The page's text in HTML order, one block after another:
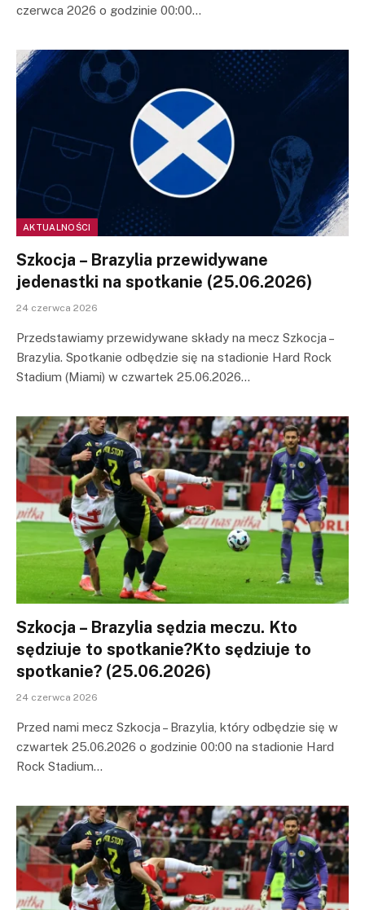
czerwca 2026 o godzinie 00:00…
AKTUALNOŚCI
Szkocja – Brazylia przewidywane
jedenastki na spotkanie (25.06.2026)
24 czerwca 2026
Przedstawiamy przewidywane składy na mecz Szkocja –
Brazylia. Spotkanie odbędzie się na stadionie Hard Rock
Stadium (Miami) w czwartek 25.06.2026…
Szkocja – Brazylia sędzia meczu. Kto
sędziuje to spotkanie?Kto sędziuje to
spotkanie? (25.06.2026)
24 czerwca 2026
Przed nami mecz Szkocja – Brazylia, który odbędzie się w
czwartek 25.06.2026 o godzinie 00:00 na stadionie Hard
Rock Stadium…